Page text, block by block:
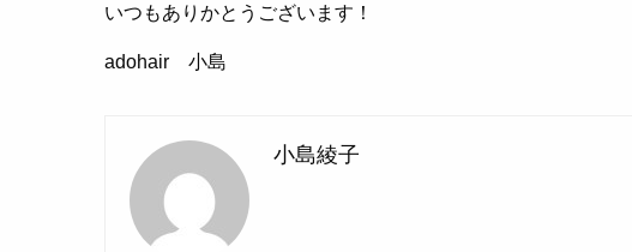
いつもありかとうございます！
adohair 小島
小島綾子